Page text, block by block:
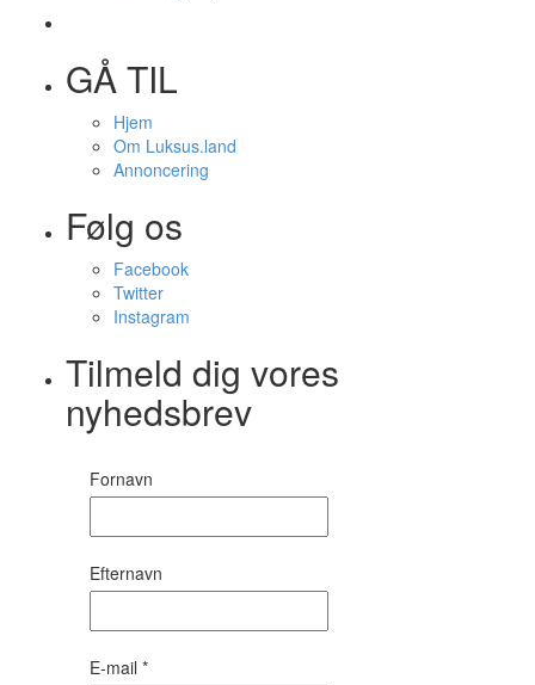
GÅ TIL
Hjem
Om Luksus.land
Annoncering
Følg os
Facebook
Twitter
Instagram
Tilmeld dig vores
nyhedsbrev
Fornavn
Efternavn
E-mail *